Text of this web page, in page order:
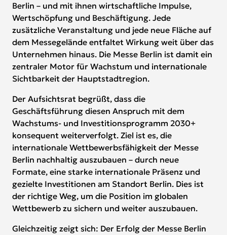
Berlin – und mit ihnen wirtschaftliche Impulse,
Wertschöpfung und Beschäftigung. Jede
zusätzliche Veranstaltung und jede neue Fläche auf
dem Messegelände entfaltet Wirkung weit über das
Unternehmen hinaus. Die Messe Berlin ist damit ein
zentraler Motor für Wachstum und internationale
Sichtbarkeit der Hauptstadtregion.
Der Aufsichtsrat begrüßt, dass die
Geschäftsführung diesen Anspruch mit dem
Wachstums- und Investitionsprogramm 2030+
konsequent weiterverfolgt. Ziel ist es, die
internationale Wettbewerbsfähigkeit der Messe
Berlin nachhaltig auszubauen – durch neue
Formate, eine starke internationale Präsenz und
gezielte Investitionen am Standort Berlin. Dies ist
der richtige Weg, um die Position im globalen
Wettbewerb zu sichern und weiter auszubauen.
Gleichzeitig zeigt sich: Der Erfolg der Messe Berlin